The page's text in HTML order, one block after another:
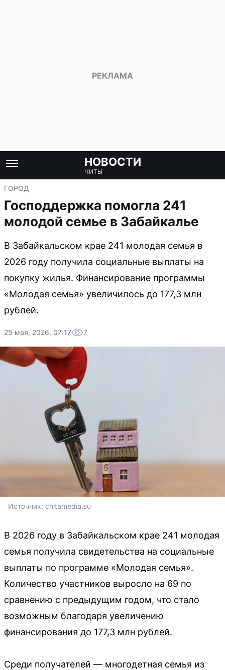
НОВОСТИ
ЧИТЫ
ГОРОД
Господдержка помогла 241
молодой семье в Забайкалье
В Забайкальском крае 241 молодая семья в
2026 году получила социальные выплаты на
покупку жилья. Финансирование программы
«Молодая семья» увеличилось до 177,3 млн
рублей.
25 мая, 2026, 07:17 7
Источник: chitamedia.su
В 2026 году в Забайкальском крае 241 молодая
семья получила свидетельства на социальные
выплаты по программе «Молодая семья».
Количество участников выросло на 69 по
сравнению с предыдущим годом, что стало
возможным благодаря увеличению
финансирования до 177,3 млн рублей.
Среди получателей — многодетная семья из